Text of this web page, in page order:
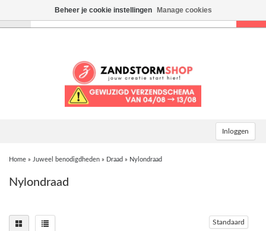
Inloggen
Home » Juweel benodigdheden » Draad » Nylondraad
Nylondraad
Standaard
Beheer je cookie instellingen Manage cookies